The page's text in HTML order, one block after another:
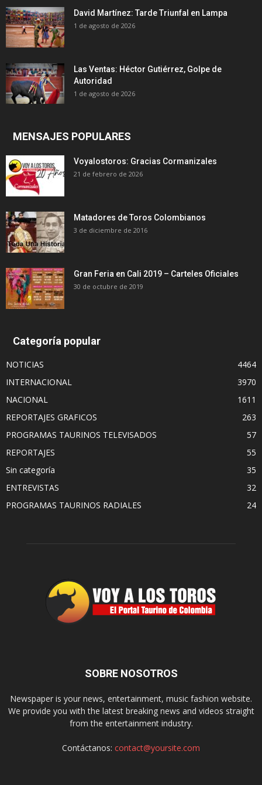
David Martínez: Tarde Triunfal en Lampa
1 de agosto de 2026
Las Ventas: Héctor Gutiérrez, Golpe de
Autoridad
1 de agosto de 2026
MENSAJES POPULARES
Voyalostoros: Gracias Cormanizales
21 de febrero de 2026
Matadores de Toros Colombianos
3 de diciembre de 2016
Gran Feria en Cali 2019 – Carteles Oficiales
30 de octubre de 2019
Categoría popular
NOTICIAS
4464
INTERNACIONAL
3970
NACIONAL
1611
REPORTAJES GRAFICOS
263
PROGRAMAS TAURINOS TELEVISADOS
57
REPORTAJES
55
Sin categoría
35
ENTREVISTAS
32
PROGRAMAS TAURINOS RADIALES
24
SOBRE NOSOTROS
Newspaper is your news, entertainment, music fashion website.
We provide you with the latest breaking news and videos straight
from the entertainment industry.
Contáctanos: contact@yoursite.com